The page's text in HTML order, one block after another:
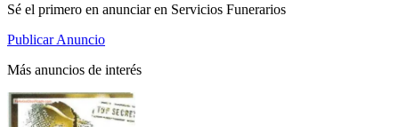
Sé el primero en anunciar en Servicios Funerarios
Publicar Anuncio
Más anuncios de interés